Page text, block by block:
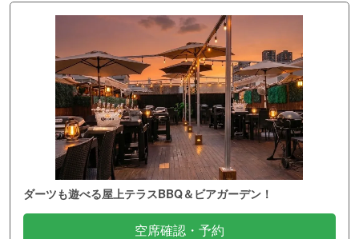
ダーツも遊べる屋上テラスBBQ＆ビアガーデン！
空席確認・予約